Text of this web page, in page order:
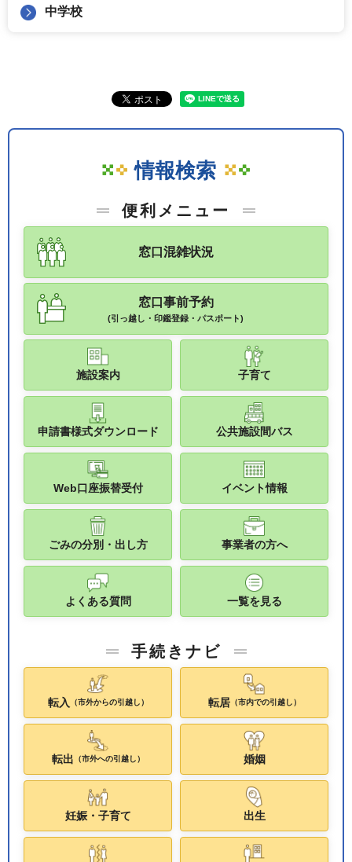
中学校
情報検索
便利メニュー
窓口混雑状況
窓口事前予約
(引っ越し・印鑑登録・パスポート)
施設案内 子育て
申請書様式ダウンロード 公共施設間バス
Web口座振替受付 イベント情報
ごみの分別・出し方 事業者の方へ
よくある質問 一覧を見る
手続きナビ
転入 （市外からの引越し） 転居（市内での引越し）
転出 （市外への引越し） 婚姻
妊娠・子育て 出生